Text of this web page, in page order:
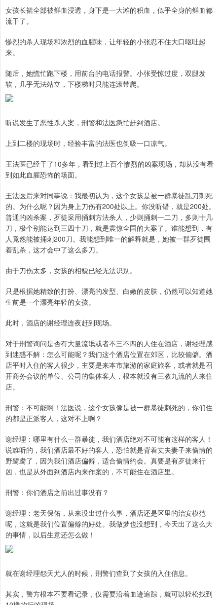
女孩长裙全部被鲜血浸透，身下是一大滩的积血，似乎全身的鲜血都
流干了。
惨烈的杀人现场和浓烈的血腥味，让年轻的小张忍不住大口呕吐起
来。
随后，她慌忙跑下楼，用前台的电话报警。小张受惊过度，双腿发
软，几乎无法站立，下楼梯时只能连滚带爬。
听说发生了恶性杀人案，刑警和法医急忙赶到酒店。
上到二楼的现场时，经验丰富的法医也倒吸一口凉气。
王法医已经干了10多年，看到过上百个惨烈的凶案现场，却从没有看
到如此血腥恐怖的场面。
王法医后来对同事说：我最初认为，这个女孩是被一群暴徒乱刀刺死
的。为什么呢？因为身上刀伤有200处以上。你没听错，就是200处。
普通的凶杀案，歹徒采用捅刺方法杀人，少则捅刺一二刀，多则十几
刀，极个别能达到三四十刀，就是震惊全国的大案了。谁能想到，有
人竟然能被捅刺200刀。我能想到唯一的解释就是，她被一群歹徒围
着乱杀，这才会中了这么多刀。
由于刀伤太多，女孩的相貌已经无法识别。
只是根据她精致的打扮、漂亮的发型、白嫩的皮肤，仍然可以知道她
生前是一个漂亮年轻的女孩。
此时，酒店的谢经理连夜赶到现场。
对于刑警询问是否有大量流氓或者不三不四的人住在酒店，谢经理感
到迷惑不解：怎么可能呢？我们这个酒店位置在郊区，比较偏僻。酒
店平时入住的客人很少，主要是来本市旅游的家庭旅客，或者就是召
开商务会议的单位、公司的集体客人，根本就没有三教九流的人来住
店。
刑警：不可能啊！法医说，这个女孩像是被一群暴徒刺死的，你们住
的都是正派客人，这对不上啊？
谢经理：哪里有什么一群暴徒，我们酒店绝对不可能有这样的客人！
说难听的，我们酒店最不好的客人，恐怕就是背着丈夫妻子来偷情的
野鸳鸯了，因为我们酒店偏僻，适合偷情约会。真要是有歹徒来行
凶，也是从外面到酒店内来作案的，不可能住在酒店里。
刑警：你们酒店之前出过事没有？
谢经理：老天保佑，从来没出过什么事，酒店还是区里的治安模范
呢，这就是我们位置偏僻的好处。我做梦也没想到，今天出了这么大
的事情，以后生意还怎么做！
就在谢经理怨天尤人的时候，刑警们查到了女孩的入住信息。
其实，警方根本不要看记录，仅需要沿着血迹追踪，就可以轻松找到